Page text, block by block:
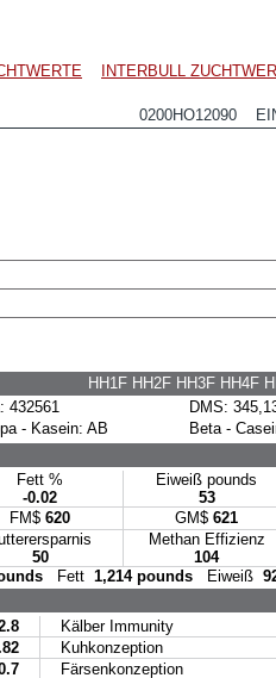
INTERBULL
0200HO12090
HH1F HH2F HH3F HH4F
432561
DMS:
- Kasein: AB
Beta -
Fett %
-0.02
Eiweiß pounds
53
FM$ 620 GM$ 621
50
Methan Effizienz
104
Fett 1,214 poundsEiweiß
Kälber Immunity
Kuhkonzeption
Färsenkonzeption